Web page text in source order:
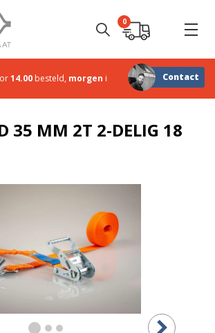
0
14.00 besteld, morgen in huisSterk in maatwerk
Contact
35 MM 2T 2-DELIG 18